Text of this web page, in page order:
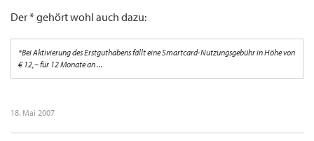
Der * gehört wohl auch dazu:
*Bei Aktivierung des Erstguthabens fällt eine Smartcard-Nutzungsgebühr in Höhe von
€ 12,– für 12 Monate an ...
18. Mai 2007